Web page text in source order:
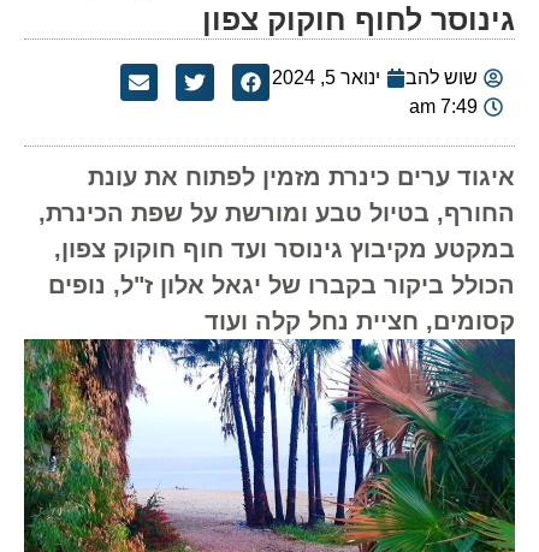
גינוסר לחוף חוקוק צפון
שוש להב
ינואר 5, 2024
7:49 am
איגוד ערים כינרת מזמין לפתוח את עונת
החורף, בטיול טבע ומורשת על שפת הכינרת,
במקטע מקיבוץ גינוסר ועד חוף חוקוק צפון,
הכולל ביקור בקברו של יגאל אלון ז"ל, נופים
קסומים, חציית נחל קלה ועוד